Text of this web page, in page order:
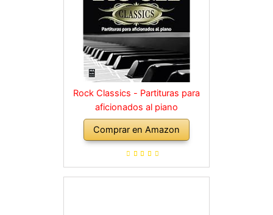
Rock Classics - Partituras para
aficionados al piano
Comprar en Amazon